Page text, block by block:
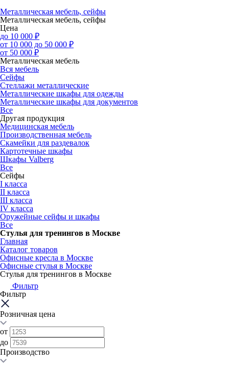
Металлическая мебель, сейфы
Металлическая мебель, сейфы
Цена
до 10 000 ₽
от 10 000 до 50 000 ₽
от 50 000 ₽
Металлическая мебель
Вся мебель
Сейфы
Стеллажи металлические
Металлические шкафы для одежды
Металлические шкафы для документов
Все
Другая продукция
Медицинская мебель
Производственная мебель
Скамейки для раздевалок
Картотечные шкафы
Шкафы Valberg
Все
Сейфы
I класса
II класса
III класса
IV класса
Оружейные сейфы и шкафы
Все
Стулья для тренингов в Москве
Главная
Каталог товаров
Офисные кресла в Москве
Офисные стулья в Москве
Стулья для тренингов в Москве
Фильтр
Фильтр
Розничная цена
от
до
Производство